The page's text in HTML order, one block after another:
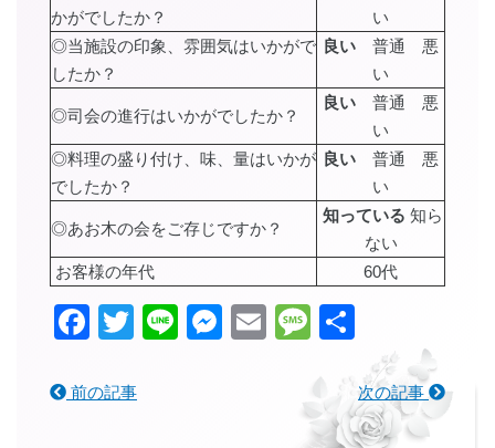
かがでしたか？
い
◎当施設の印象、雰囲気はいかがで
したか？
良い 普通 悪
い
◎司会の進行はいかがでしたか？
良い 普通 悪
い
◎料理の盛り付け、味、量はいかが
でしたか？
良い 普通 悪
い
◎あお木の会をご存じですか？
知っている 知ら
ない
お客様の年代
60代
Facebook
Twitter
LineMessenger
EmailMessage
有
前の記事 次の記事